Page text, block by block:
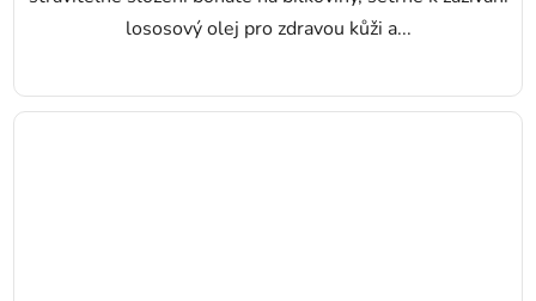
lososový olej pro zdravou kůži a...